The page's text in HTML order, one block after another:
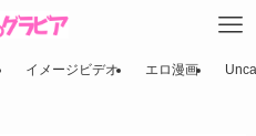
イメージビデオ エロ漫画